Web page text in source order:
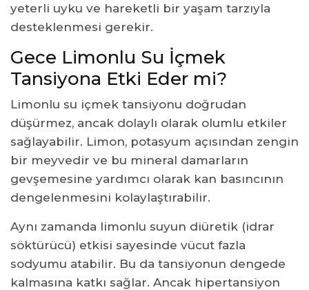
yeterli uyku ve hareketli bir yaşam tarzıyla
desteklenmesi gerekir.
Gece Limonlu Su İçmek
Tansiyona Etki Eder mi?
Limonlu su içmek tansiyonu doğrudan
düşürmez, ancak dolaylı olarak olumlu etkiler
sağlayabilir. Limon, potasyum açısından zengin
bir meyvedir ve bu mineral damarların
gevşemesine yardımcı olarak kan basıncının
dengelenmesini kolaylaştırabilir.
Aynı zamanda limonlu suyun diüretik (idrar
söktürücü) etkisi sayesinde vücut fazla
sodyumu atabilir. Bu da tansiyonun dengede
kalmasına katkı sağlar. Ancak hipertansiyon